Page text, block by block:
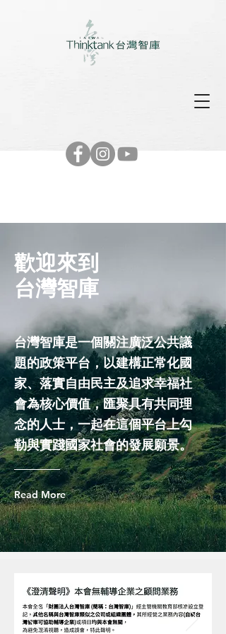
歡迎來到​
台灣智庫
台灣智庫是一個關注廣泛公共議
題的政策平台，以建構正常化國
家、落實自由民主及追求幸福社
會為核心價值，匯聚具有共同理
念的人士，一起在這個平台上勾
勒與實踐國家社會的發展願景。
Read More